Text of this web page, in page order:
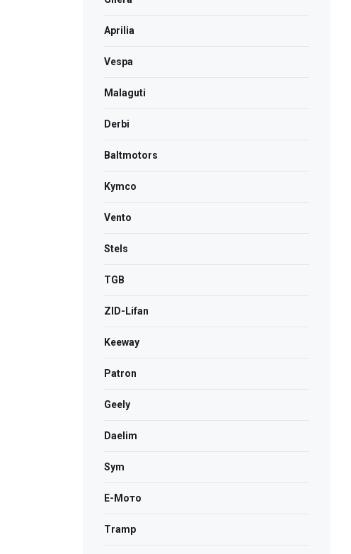
Aprilia
Vespa
Malaguti
Derbi
Bаltmotors
Kymco
Vento
Stels
TGB
ZID-Lifan
Keeway
Patron
Geely
Daelim
Sym
Е-Мото
Tramp